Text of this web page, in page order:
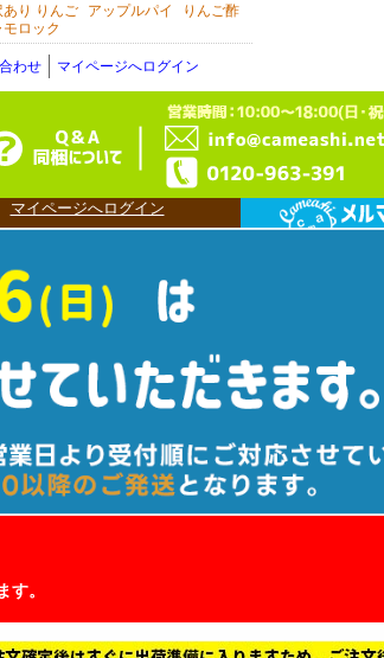
マイページへログイン
わせ
あり りんご アップルパイ
りんご酢
モロック
マイページへログイン
。